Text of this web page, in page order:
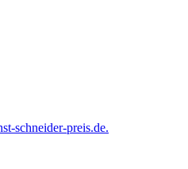
schneider-preis.de.